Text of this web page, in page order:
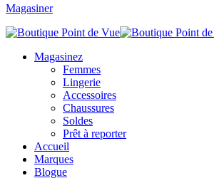
Magasiner
Magasinez
Femmes
Lingerie
Accessoires
Chaussures
Soldes
Prêt à reporter
Accueil
Marques
Blogue